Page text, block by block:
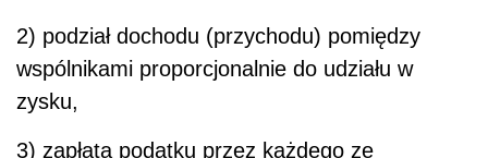
2) podział dochodu (przychodu) pomiędzy
wspólnikami proporcjonalnie do udziału w
zysku,
3) zapłata podatku przez każdego ze